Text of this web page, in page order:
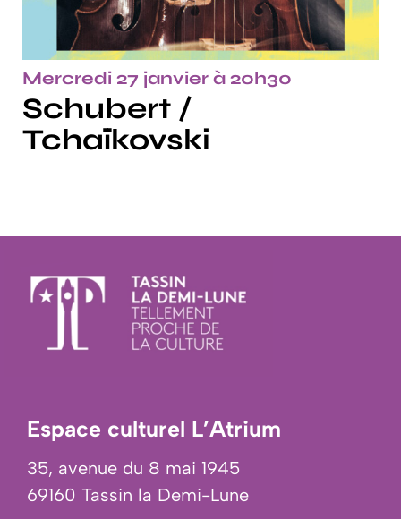
Mercredi 27 janvier à 20h30
Schubert /
Tchaïkovski
Espace culturel L’Atrium
35, avenue du 8 mai 1945
69160 Tassin la Demi-Lune